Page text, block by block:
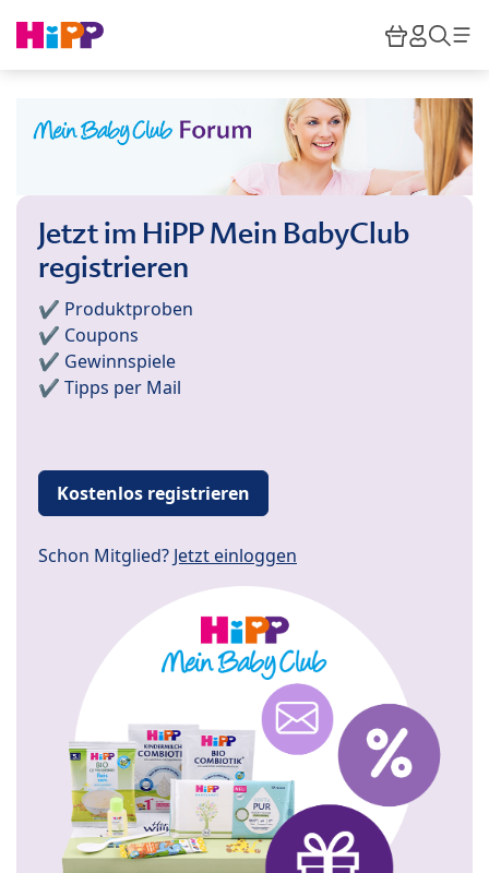
HiPP
Jetzt im HiPP Mein BabyClub
registrieren
✔️ Produktproben
✔️ Coupons
✔️ Gewinnspiele
✔️ Tipps per Mail
Kostenlos registrieren
Schon Mitglied? Jetzt einloggen